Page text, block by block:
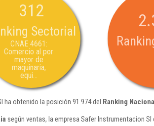
312
Sectorial
CNAE 4661:
Comercio al por
mayor de
maquinaria,
equi...
ha obtenido la posición 91.974 del Ranking
según ventas, la empresa Safer Instrumentacion